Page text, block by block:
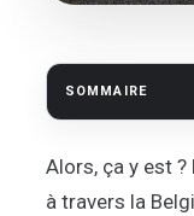
SOMMAIRE
Alors, ça y est ?
à travers la